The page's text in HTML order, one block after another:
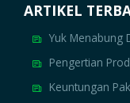
ARTIKEL
Yuk Menabung
Pengertian
Keuntungan